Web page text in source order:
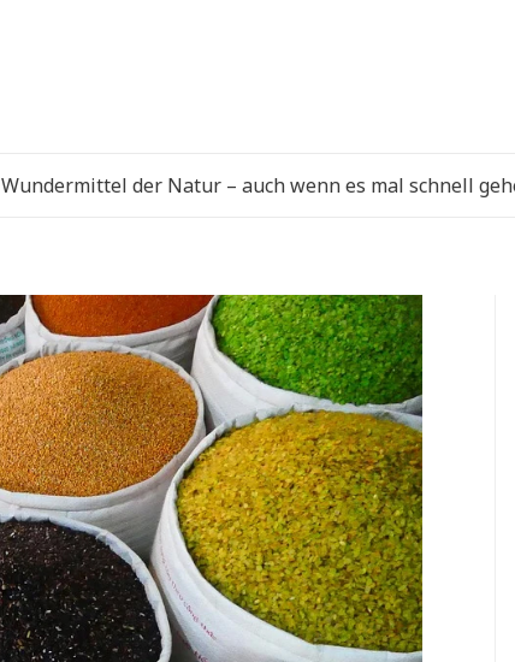
der Natur – auch wenn es mal schnell